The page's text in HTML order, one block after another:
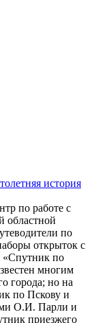
история
по работе с
областной
по
открыток с
«Спутник по
многим
города; но на
по Пскову и
О.И. Парли и
приезжего